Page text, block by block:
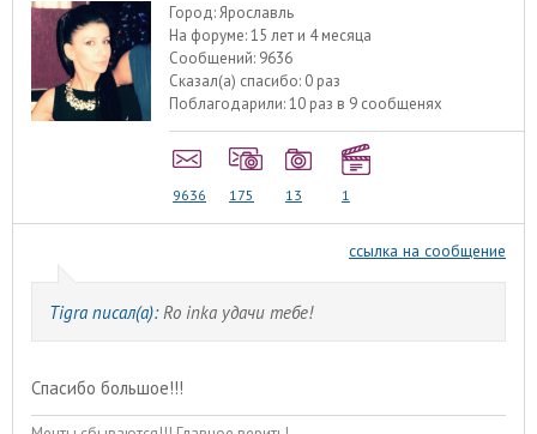
Город:Ярославль
На форуме:15 лет и 4 месяца
Сообщений: 9636
Сказал(а) спасибо: 0 раз
Поблагодарили:10 раз в 9 сообщенях
9636 175 13 1
ссылка на сообщение
Tigra писал(а):Ro inka удачи тебе!
Спасибо большое!!!